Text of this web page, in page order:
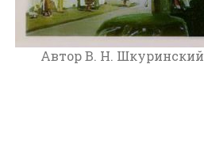
9
7
0
Автор В. Н. Шкуринский